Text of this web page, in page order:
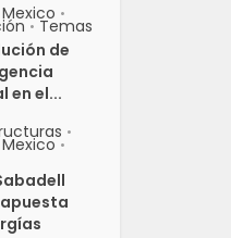
Mexico •
• Temas
de
en el...
•
Mexico •